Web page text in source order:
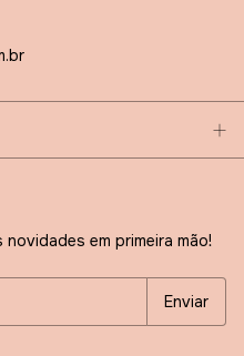
em primeira mão!